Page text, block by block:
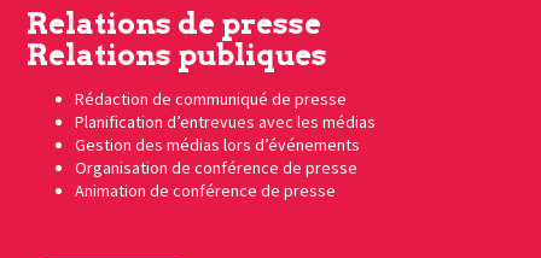
Relations de presse
Relations publiques
Rédaction de communiqué de presse
Planification d’entrevues avec les médias
Gestion des médias lors d’événements
Organisation de conférence de presse
Animation de conférence de presse